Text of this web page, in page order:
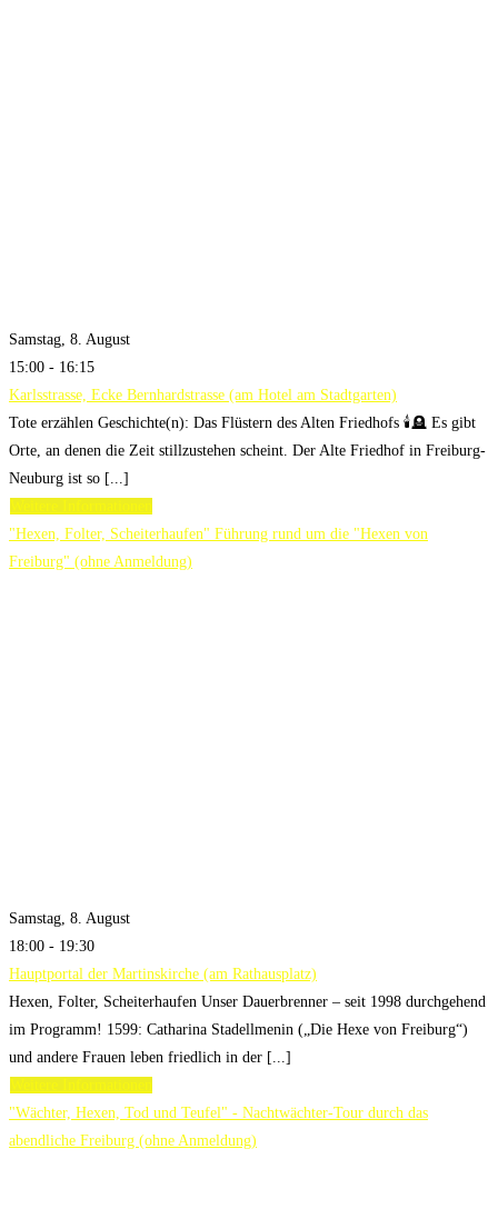
Samstag, 8. August
15:00 - 16:15
Karlsstrasse, Ecke Bernhardstrasse (am Hotel am Stadtgarten)
Tote erzählen Geschichte(n): Das Flüstern des Alten Friedhofs 🕯️🪦 Es gibt
Orte, an denen die Zeit stillzustehen scheint. Der Alte Friedhof in Freiburg-
Neuburg ist so [...]
"Hexen, Folter, Scheiterhaufen" Führung rund um die "Hexen von
Freiburg" (ohne Anmeldung)
Samstag, 8. August
18:00 - 19:30
Hauptportal der Martinskirche (am Rathausplatz)
Hexen, Folter, Scheiterhaufen Unser Dauerbrenner – seit 1998 durchgehend
im Programm! 1599: Catharina Stadellmenin („Die Hexe von Freiburg“)
und andere Frauen leben friedlich in der [...]
"Wächter, Hexen, Tod und Teufel" - Nachtwächter-Tour durch das
abendliche Freiburg (ohne Anmeldung)